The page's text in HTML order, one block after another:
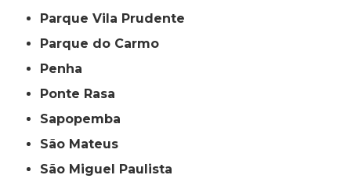
Parque Vila Prudente
Parque do Carmo
Penha
Ponte Rasa
Sapopemba
São Mateus
São Miguel Paulista